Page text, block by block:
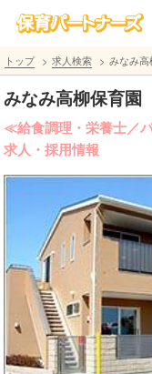
トップ 求人検索 みなみ高
みなみ高柳保育園
≪給食調理・栄養士／
求人・採用情報